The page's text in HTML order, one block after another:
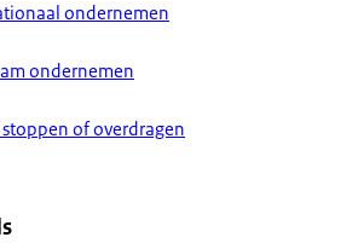
ondernemen
ondernemen
of overdragen